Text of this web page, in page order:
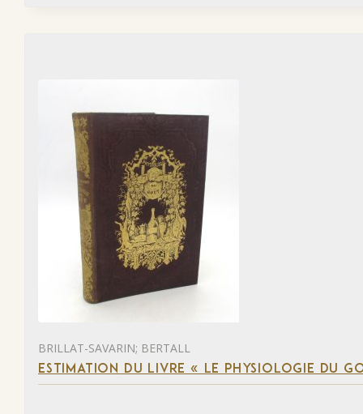
BRILLAT-SAVARIN; BERTALL
ESTIMATION DU LIVRE « LE PHYSIOLOGIE DU